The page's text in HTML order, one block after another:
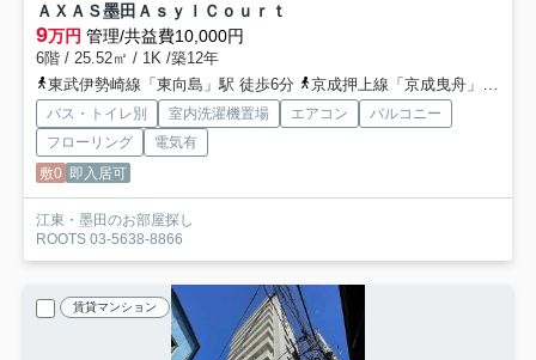
ＡＸＡＳ墨田ＡｓｙｌＣｏｕｒｔ
9万円 管理/共益費10,000円
6階 / 25.52㎡ / 1K /築12年
東武伊勢崎線「東向島」駅 徒歩6分
京成押上線「京成曳舟」駅 徒歩12分
バス・トイレ別 室内洗濯機置場 エアコン
バルコニー
フローリング
電気有
敷0 即入居可
江東・墨田のお部屋探し
ROOTS 03-5638-8866
賃貸マンション